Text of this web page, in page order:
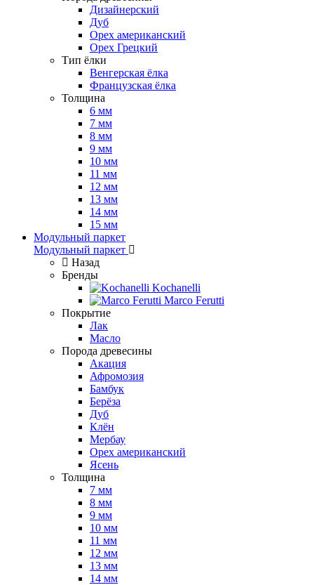
Дизайнерский
Дуб
Орех американский
Орех Грецкий
Тип ёлки
Венгерская ёлка
Французская ёлка
Толщина
6 мм
7 мм
8 мм
9 мм
10 мм
11 мм
12 мм
13 мм
14 мм
15 мм
Модульный паркет
Модульный паркет
Назад
Бренды
Kochanelli
Marco Ferutti
Покрытие
Лак
Масло
Порода древесины
Акация
Афромозия
Бамбук
Берёза
Дуб
Клён
Мербау
Орех американский
Ясень
Толщина
7 мм
8 мм
9 мм
10 мм
11 мм
12 мм
13 мм
14 мм